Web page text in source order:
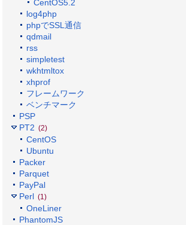
CentOS5.2
log4php
phpでSSL通信
qdmail
rss
simpletest
wkhtmltox
xhprof
フレームワーク
ベンチマーク
PSP
PT2 (2)
CentOS
Ubuntu
Packer
Parquet
PayPal
Perl (1)
OneLiner
PhantomJS